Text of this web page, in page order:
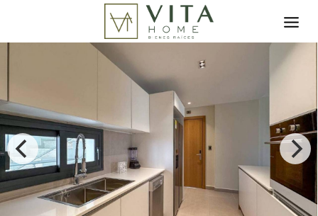
Toggle search filter